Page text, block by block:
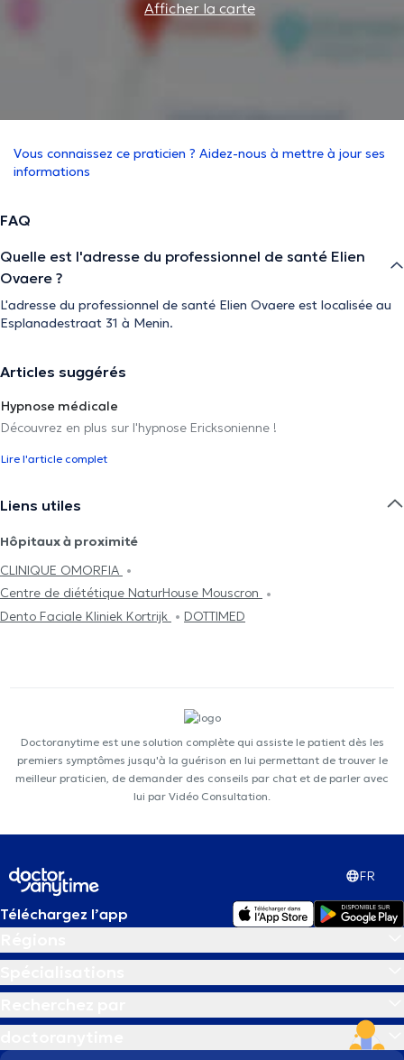
Afficher la carte
Vous connaissez ce praticien ? Aidez-nous à mettre à jour ses
informations
FAQ
Quelle est l'adresse du professionnel de santé Elien
Ovaere ?
L'adresse du professionnel de santé Elien Ovaere est localisée au
Esplanadestraat 31 à Menin.
Articles suggérés
Hypnose médicale
Découvrez en plus sur l'hypnose Ericksonienne !
Lire l'article complet
Liens utiles
Hôpitaux à proximité
CLINIQUE OMORFIA
Centre de diététique NaturHouse Mouscron
Dento Faciale Kliniek Kortrijk
DOTTIMED
Doctoranytime est une solution complète qui assiste le patient dès les
premiers symptômes jusqu'à la guérison en lui permettant de trouver le
meilleur praticien, de demander des conseils par chat et de parler avec
lui par Vidéo Consultation.
FR
Téléchargez l’app